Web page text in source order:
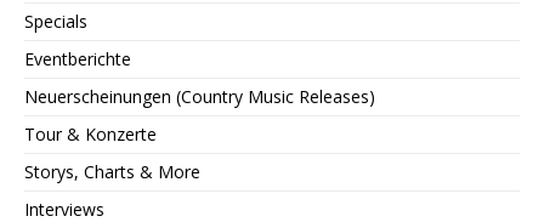
Specials
Eventberichte
Neuerscheinungen (Country Music Releases)
Tour & Konzerte
Storys, Charts & More
Interviews